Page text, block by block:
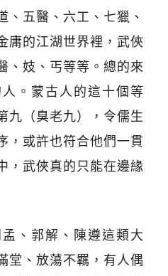
、五醫、六工、七獵、
庸的江湖世界裡 ，武俠
、妓、丐等等。總的來
。蒙古人的這十個等
九（臭老九），令儒生
，或許也符合他們一貫
，武俠真的只能在邊緣
、郭解、陳遵這類大
堂、放蕩不羈，有人偶